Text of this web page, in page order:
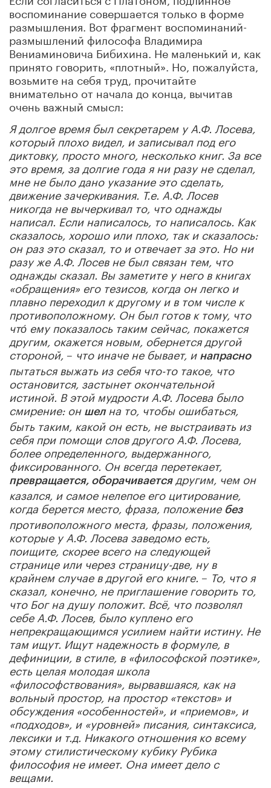
воспоминание совершается только в форме
размышления. Вот фрагмент воспоминаний-
размышлений философа Владимира
Вениаминовича Бибихина. Не маленький и, как
принято говорить, «плотный». Но, пожалуйста,
возьмите на себя труд, прочитайте
внимательно от начала до конца, вычитав
очень важный смысл:
Я долгое время был секретарем у А.Ф. Лосева,
который плохо видел, и записывал под его
диктовку, просто много, несколько книг. За все
это время, за долгие года я ни разу не сделал,
мне не было дано указание это сделать,
движение зачеркивания. Т.е. А.Ф. Лосев
никогда не вычеркивал то, что однажды
написал. Если написалось, то написалось. Как
сказалось, хорошо или плохо, так и сказалось:
он раз это сказал, то и отвечает за это. Но ни
разу же А.Ф. Лосев не был связан тем, что
однажды сказал. Вы заметите у него в книгах
«обращения» его тезисов, когда он легко и
плавно переходил к другому и в том числе к
противоположному. Он был готов к тому, что
что́ ему показалось таким сейчас, покажется
другим, окажется новым, обернется другой
стороной, – что иначе не бывает, и напрасно
пытаться выжать из себя что-то такое, что
остановится, застынет окончательной
истиной. В этой мудрости А.Ф. Лосева было
смирение: он шелна то, чтобы ошибаться,
быть таким, какой он есть, не выстраивать из
себя при помощи слов другого А.Ф. Лосева,
более определенного, выдержанного,
фиксированного. Он всегда перетекает,
превращается, оборачиваетсядругим, чем он
казался, и самое нелепое его цитирование,
когда берется место, фраза, положение без
противоположного места, фразы, положения,
которые у А.Ф. Лосева заведомо есть,
поищите, скорее всего на следующей
странице или через страницу-две, ну в
крайнем случае в другой его книге. – То, что я
сказал, конечно, не приглашение говорить то,
что Бог на душу положит. Всё, что позволял
себе А.Ф. Лосев, было куплено его
непрекращающимся усилием найти истину. Не
там ищут. Ищут надежность в формуле, в
дефиниции, в стиле, в «философской поэтике»,
есть целая молодая школа
«философствования», вырвавшаяся, как на
вольный простор, на простор «текстов» и
обсуждения «особенностей», и «приемов», и
«подходов», и «уровней» писания, синтаксиса,
лексики и т.д. Никакого отношения ко всему
этому стилистическому кубику Рубика
философия не имеет. Она имеет дело с
вещами.